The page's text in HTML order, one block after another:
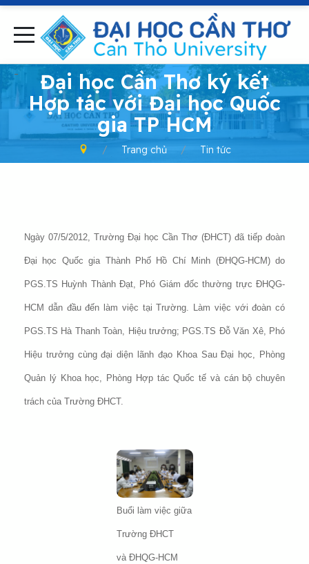
-
Đại học Cần Thơ ký kết
Hợp tác với Đại học Quốc
gia TP HCM
Trang chủ Tin tức
Ngày 07/5/2012, Trường Đại học Cần Thơ (ĐHCT) đã tiếp đoàn
Đại học Quốc gia Thành Phố Hồ Chí Minh (ĐHQG-HCM) do
PGS.TS Huỳnh Thành Đạt, Phó Giám đốc thường trực ĐHQG-
HCM dẫn đầu đến làm việc tại Trường. Làm việc với đoàn có
PGS.TS Hà Thanh Toàn, Hiệu trưởng; PGS.TS Đỗ Văn Xê, Phó
Hiệu trưởng cùng đại diện lãnh đạo Khoa Sau Đại học, Phòng
Quản lý Khoa học, Phòng Hợp tác Quốc tế và cán bộ chuyên
trách của Trường ĐHCT.
Buổi làm việc giữa
Trường ĐHCT
và ĐHQG-HCM